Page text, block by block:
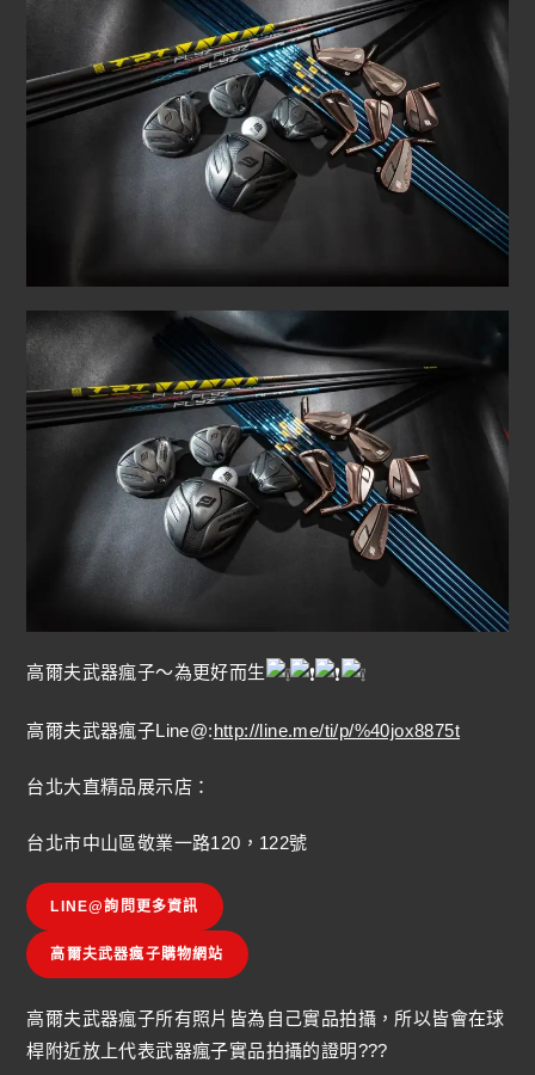
高爾夫武器瘋子～為更好而生
高爾夫武器瘋子Line@:http://line.me/ti/p/%40jox8875t
台北大直精品展示店：
台北市中山區敬業一路120，122號
LINE@詢問更多資訊
高爾夫武器瘋子購物網站
高爾夫武器瘋子所有照片皆為自己實品拍攝，所以皆會在球
桿附近放上代表武器瘋子實品拍攝的證明???